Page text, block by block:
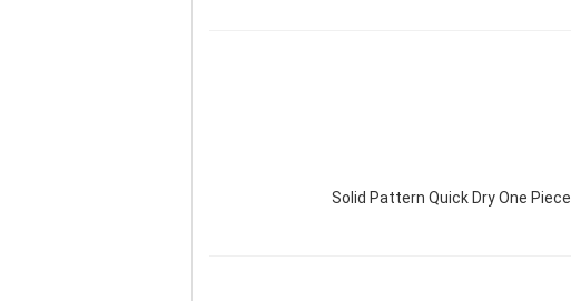
Solid Pattern Quick Dry One